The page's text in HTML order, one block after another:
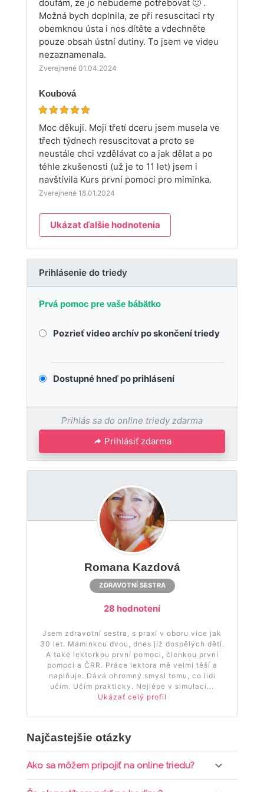
doufám, ze jo nebudeme potřebovat 🙂 .
Možná bych doplnila, ze při resuscitaci rty
obemknou ústa i nos dítěte a vdechněte
pouze obsah ústní dutiny. To jsem ve videu
nezaznamenala.
Zverejnené 01.04.2024
Koubová
Moc děkuji. Moji třetí dceru jsem musela ve
třech týdnech resuscitovat a proto se
neustále chci vzdělávat co a jak dělat a po
téhle zkušenosti (už je to 11 let) jsem i
navštívila Kurs první pomoci pro miminka.
Zverejnené 18.01.2024
Ukázat ďalšie hodnotenia
Prihlásenie do triedy
Prvá pomoc pre vaše bábätko
Pozrieť video archív po skončení triedy
Dostupné hneď po prihlásení
Prihlás sa do online triedy zdarma
Prihlásiť zdarma
Romana Kazdová
ZDRAVOTNÍ SESTRA
28 hodnotení
Jsem zdravotní sestra, s praxí v oboru více jak
30 let. Maminkou dvou, dnes již dospělých dětí.
A také lektorkou první pomoci, členkou první
pomoci a ČRR. Práce lektora mě velmi těší a
naplňuje. Dává ohromný smysl tomu, co lidi
učím. Učím prakticky. Nejlépe v simulací...
Ukázať celý profil
Najčastejšie otázky
Ako sa môžem pripojiť na online triedu?